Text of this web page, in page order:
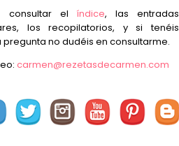
consultar el índice, las entradas
los recopilatorios, y si tenéis
pregunta no dudéis en consultarme.
carmen@rezetasdecarmen.com